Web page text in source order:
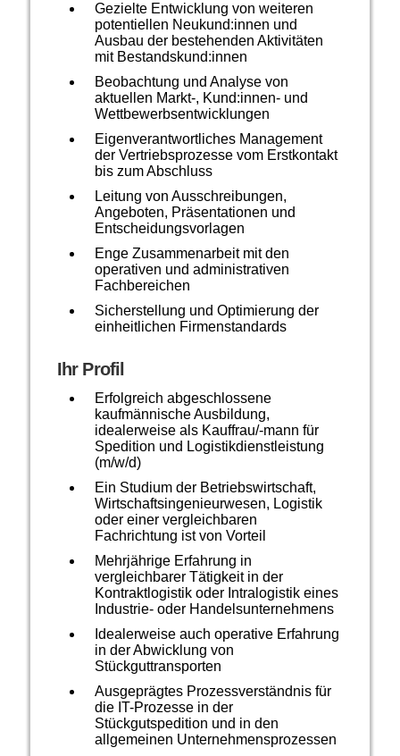
Gezielte Entwicklung von weiteren
potentiellen Neukund:innen und
Ausbau der bestehenden Aktivitäten
mit Bestandskund:innen
Beobachtung und Analyse von
aktuellen Markt-, Kund:innen- und
Wettbewerbsentwicklungen
Eigenverantwortliches Management
der Vertriebsprozesse vom Erstkontakt
bis zum Abschluss
Leitung von Ausschreibungen,
Angeboten, Präsentationen und
Entscheidungsvorlagen
Enge Zusammenarbeit mit den
operativen und administrativen
Fachbereichen
Sicherstellung und Optimierung der
einheitlichen Firmenstandards
Ihr Profil
Erfolgreich abgeschlossene
kaufmännische Ausbildung,
idealerweise als Kauffrau/-mann für
Spedition und Logistikdienstleistung
(m/w/d)
Ein Studium der Betriebswirtschaft,
Wirtschaftsingenieurwesen, Logistik
oder einer vergleichbaren
Fachrichtung ist von Vorteil
Mehrjährige Erfahrung in
vergleichbarer Tätigkeit in der
Kontraktlogistik oder Intralogistik eines
Industrie- oder Handelsunternehmens
Idealerweise auch operative Erfahrung
in der Abwicklung von
Stückguttransporten
Ausgeprägtes Prozessverständnis für
die IT-Prozesse in der
Stückgutspedition und in den
allgemeinen Unternehmensprozessen